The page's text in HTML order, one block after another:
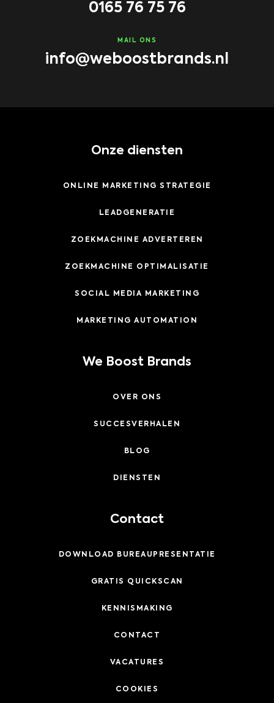
0165 76 75 76
MAIL ONS
info@weboostbrands.nl
Onze diensten
ONLINE MARKETING STRATEGIE
LEADGENERATIE
ZOEKMACHINE ADVERTEREN
ZOEKMACHINE OPTIMALISATIE
SOCIAL MEDIA MARKETING
MARKETING AUTOMATION
We Boost Brands
OVER ONS
SUCCESVERHALEN
BLOG
DIENSTEN
Contact
DOWNLOAD BUREAUPRESENTATIE
GRATIS QUICKSCAN
KENNISMAKING
CONTACT
VACATURES
COOKIES